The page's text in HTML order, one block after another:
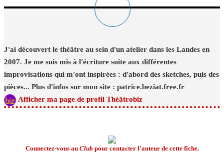
J'ai découvert le théâtre au sein d'un atelier dans les Landes en
2007. Je me suis mis à l'écriture suite aux différentes
improvisations qui m'ont inspirées : d'abord des sketches, puis des
pièces... Plus d'infos sur mon site : patrice.beziat.free.fr
Afficher ma page de profil Théâtrobiz
Connectez-vous au Club pour contacter l'auteur de cette fiche.